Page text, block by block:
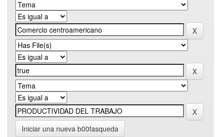
Iniciar una nueva b00fasqueda